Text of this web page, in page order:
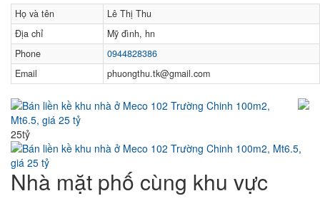
Họ và tên
Lê Thị Thu
Địa chỉ
Mỹ đình, hn
Phone
0944828386
Email
phuongthu.tk@gmail.com
Bán liền kề khu nhà ở Meco 102 Trường Chinh 100m2,
Mt6.5, giá 25 tỷ
25tỷ
Nhà mặt phố cùng khu vực